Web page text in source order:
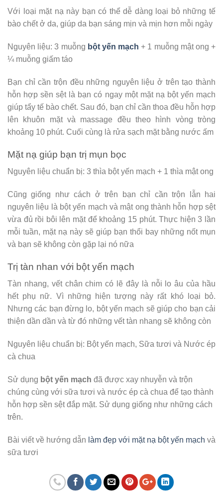
Với loại mặt nạ này bạn có thể dễ dàng loại bỏ những tế
bào chết ở da, giúp da bạn sáng mịn và mịn hơn mỗi ngày
Nguyên liệu: 3 muỗng bột yến mạch + 1 muỗng mật ong +
¼ muỗng giấm táo
Bạn chỉ cần trộn đều những nguyên liệu ở trên tạo thành
hỗn hợp sền sệt là bạn có ngay một mặt nạ bột yến mạch
giúp tẩy tế bào chết. Sau đó, bạn chỉ cần thoa đều hỗn hợp
lên khuôn mặt và massage đều theo hình vòng tròng
khoảng 10 phút. Cuối cùng là rửa sạch mặt bằng nước ấm
Mặt nạ giúp bạn trị mụn bọc
Nguyên liệu chuẩn bị: 3 thìa bột yến mạch + 1 thìa mật ong
Cũng giống như cách ở trên bạn chỉ cần trộn lẫn hai
nguyên liệu là bột yến mạch và mật ong thành hỗn hợp sệt
vừa đủ rồi bôi lên mặt để khoảng 15 phút. Thực hiện 3 lần
mỗi tuần, mặt nạ này sẽ giúp bạn thổi bay những nốt mụn
và bạn sẽ không còn gặp lại nó nữa
Trị tàn nhan với bột yến mạch
Tàn nhang, vết chân chim có lẽ đây là nỗi lo âu của hầu
hết phụ nữ. Vì những hiện tượng này rất khó loại bỏ.
Nhưng các bạn đừng lo, bột yến mạch sẽ giúp cho bạn cải
thiện dần dần và từ đó những vết tàn nhang sẽ không còn
Nguyên liệu chuẩn bị: Bột yến mạch, Sữa tươi và Nước ép
cà chua
Sử dụng bột yến mạch đã được xay nhuyễn và trộn
chúng cùng với sữa tươi và nước ép cà chua để tạo thành
hỗn hợp sền sệt đắp mặt. Sử dụng giống như những cách
trên.
Bài viết về hướng dẫn làm đẹp với mặt nạ bột yến mạch và
sữa tươi